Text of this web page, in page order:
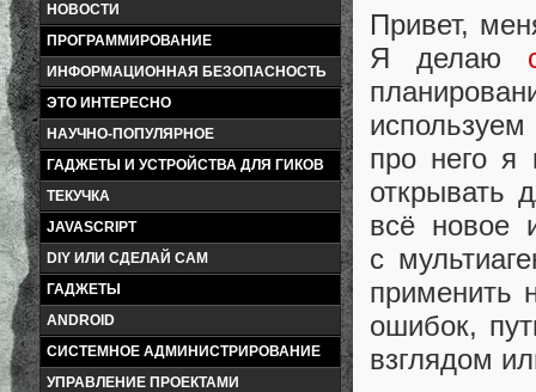
НОВОСТИ
ПРОГРАММИРОВАНИЕ
ИНФОРМАЦИОННАЯ БЕЗОПАСНОСТЬ
ЭТО ИНТЕРЕСНО
НАУЧНО-ПОПУЛЯРНОЕ
ГАДЖЕТЫ И УСТРОЙСТВА ДЛЯ ГИКОВ
ТЕКУЧКА
JAVASCRIPT
DIY ИЛИ СДЕЛАЙ САМ
ГАДЖЕТЫ
ANDROID
СИСТЕМНОЕ АДМИНИСТРИРОВАНИЕ
УПРАВЛЕНИЕ ПРОЕКТАМИ
Привет,
Я делаю
про него я
открывать
всё новое
с
применить
ошибок,
взглядом